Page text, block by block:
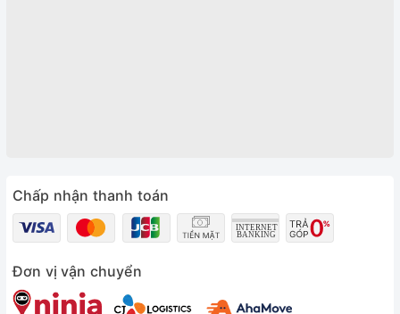
Chấp nhận thanh toán
Đơn vị vận chuyển